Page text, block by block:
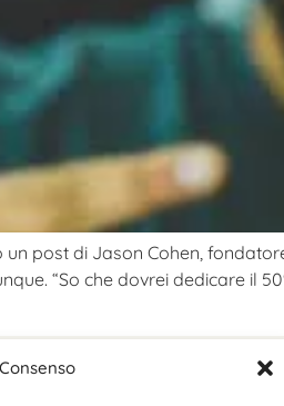
post di Jason Cohen,
“So che dovrei dedicare il